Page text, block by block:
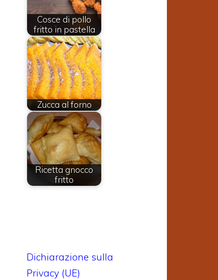
Cosce di pollo
fritto in pastella
Zucca al forno
Ricetta gnocco
fritto
Dichiarazione sulla
Privacy (UE)